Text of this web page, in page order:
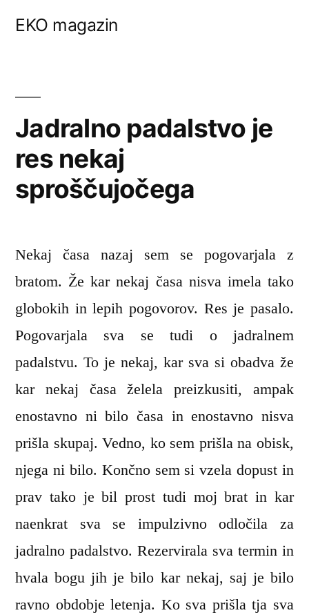
EKO magazin
Jadralno padalstvo je
res nekaj
sproščujočega
Nekaj časa nazaj sem se pogovarjala z
bratom. Že kar nekaj časa nisva imela tako
globokih in lepih pogovorov. Res je pasalo.
Pogovarjala sva se tudi o jadralnem
padalstvu. To je nekaj, kar sva si obadva že
kar nekaj časa želela preizkusiti, ampak
enostavno ni bilo časa in enostavno nisva
prišla skupaj. Vedno, ko sem prišla na obisk,
njega ni bilo. Končno sem si vzela dopust in
prav tako je bil prost tudi moj brat in kar
naenkrat sva se impulzivno odločila za
jadralno padalstvo. Rezervirala sva termin in
hvala bogu jih je bilo kar nekaj, saj je bilo
ravno obdobje letenja. Ko sva prišla tja sva